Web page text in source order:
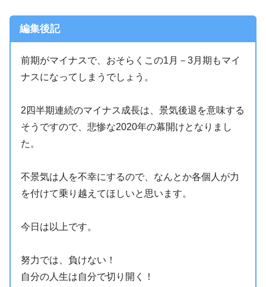
編集後記
前期がマイナスで、おそらくこの1月－3月期もマイ
ナスになってしまうでしょう。
2四半期連続のマイナス成長は、景気後退を意味する
そうですので、悲惨な2020年の幕開けとなりまし
た。
不景気は人を不幸にするので、なんとか各個人が力
を付けて乗り越えてほしいと思います。
今日は以上です。
努力では、負けない！
自分の人生は自分で切り開く！